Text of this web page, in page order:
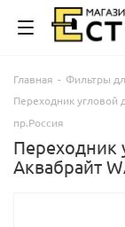
Главная - Фильтры
Переходник угловой
пр.Россия
Переходник
Аквабрайт